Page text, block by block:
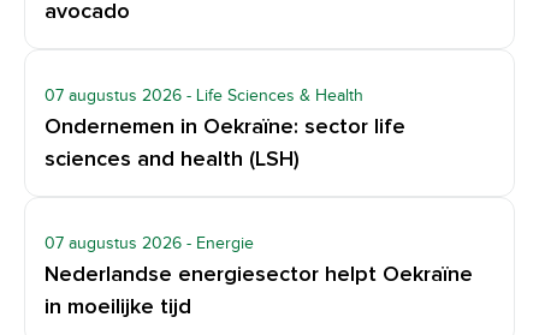
avocado
07 augustus 2026 - Life Sciences & Health
Ondernemen in Oekraïne: sector life
sciences and health (LSH)
07 augustus 2026 - Energie
Nederlandse energiesector helpt Oekraïne
in moeilijke tijd